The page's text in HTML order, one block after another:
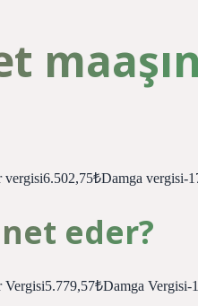
vergisi-
eder?